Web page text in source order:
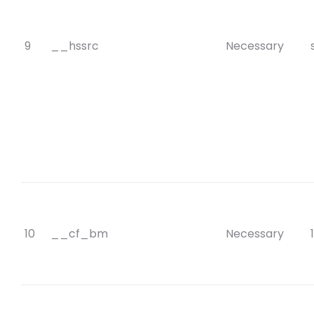
9 __hssrc Necessary
10 __cf_bm Necessary